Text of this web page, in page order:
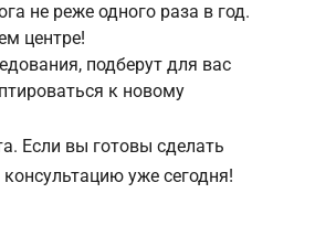
не реже одного раза в год.
центре!
подберут для вас
к новому
Если вы готовы сделать
уже сегодня!